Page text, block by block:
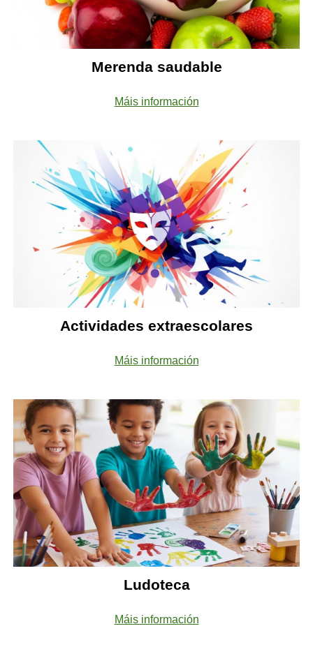
Merenda saudable
Máis información
Actividades extraescolares
Máis información
Ludoteca
Máis información